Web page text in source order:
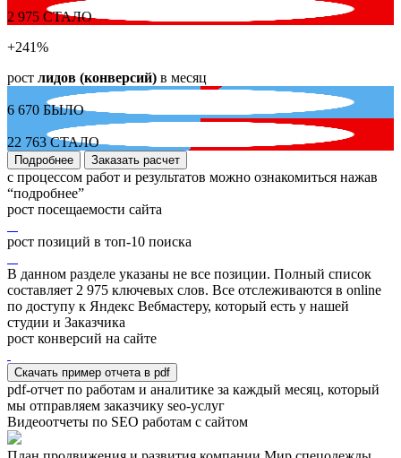
2 975 СТАЛО
+241%
рост лидов (конверсий) в месяц
6 670 БЫЛО
22 763СТАЛО
Подробнее Заказать расчет
с процессом работ и результатов можно ознакомиться нажав
“подробнее”
рост посещаемости сайта
рост позиций в топ-10 поиска
В данном разделе указаны не все позиции. Полный список
составляет 2 975 ключевых слов. Все отслеживаются в online
по доступу к Яндекс Вебмастеру, который есть у нашей
студии и Заказчика
рост конверсий на сайте
Скачать пример отчета в pdf
pdf-отчет по работам и аналитике за каждый месяц, который
мы отправляем заказчику seo-услуг
Видеоотчеты по SEO работам с сайтом